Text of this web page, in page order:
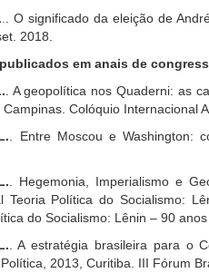
. O significado da eleição de
2018.
em anais de
. A geopolítica nos Quaderni: as
Colóquio Internacional
. Entre Moscou e Washington:
. Hegemonia, Imperialismo e
Teoria Política do Socialismo:
do Socialismo: Lênin – 90
. A estratégia brasileira para o
2013, Curitiba. III Fórum